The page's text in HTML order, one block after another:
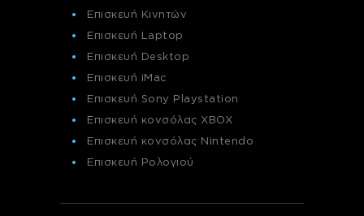
Επισκευή Κινητών
Επισκευή Laptop
Επισκευή Desktop
Επισκευή iMac
Επισκευή Sony Playstation
Επισκευή κονσόλας XBOX
Επισκευή κονσόλας Nintendo
Επισκευή Ρολογιού